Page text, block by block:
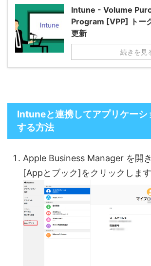
Intune - Volume
Program [VPP] トー
更新
続きを見
Intuneと連携してアプリケーシ
する方法
Apple Business Manager を開
[Appとブック]をクリックします